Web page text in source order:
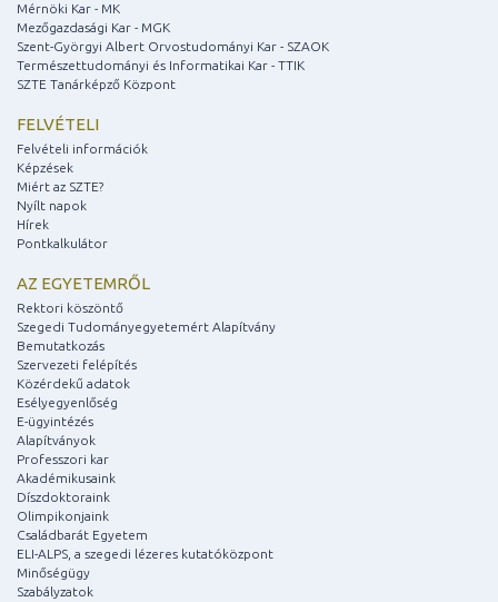
Mérnöki Kar - MK
Mezőgazdasági Kar - MGK
Szent-Györgyi Albert Orvostudományi Kar - SZAOK
Természettudományi és Informatikai Kar - TTIK
SZTE Tanárképző Központ
FELVÉTELI
Felvételi információk
Képzések
Miért az SZTE?
Nyílt napok
Hírek
Pontkalkulátor
AZ EGYETEMRŐL
Rektori köszöntő
Szegedi Tudományegyetemért Alapítvány
Bemutatkozás
Szervezeti felépítés
Közérdekű adatok
Esélyegyenlőség
E-ügyintézés
Alapítványok
Professzori kar
Akadémikusaink
Díszdoktoraink
Olimpikonjaink
Családbarát Egyetem
ELI-ALPS, a szegedi lézeres kutatóközpont
Minőségügy
Szabályzatok